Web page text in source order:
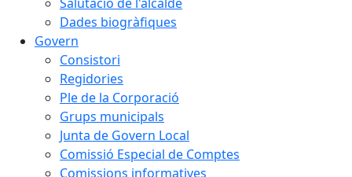
Salutació de l'alcalde
Dades biogràfiques
Govern
Consistori
Regidories
Ple de la Corporació
Grups municipals
Junta de Govern Local
Comissió Especial de Comptes
Comissions informatives